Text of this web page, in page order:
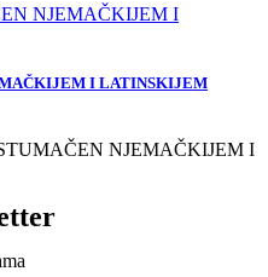
I LATINSKIJEM
NJEMAČKIJEM I